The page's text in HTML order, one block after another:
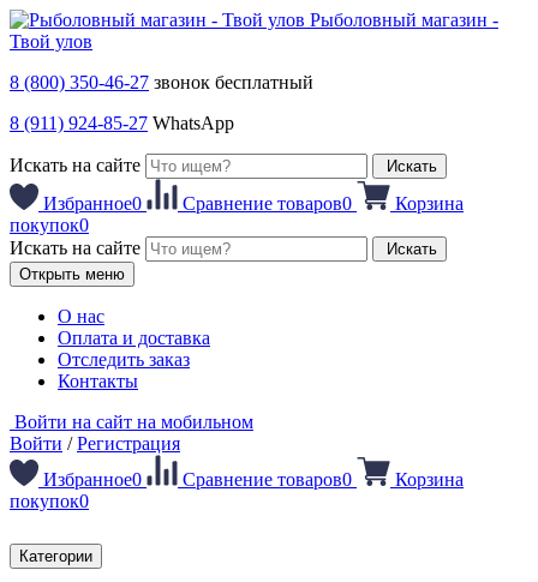
Рыболовный магазин -
Твой улов
8 (800) 350-46-27 звонок бесплатный
8 (911) 924-85-27 WhatsApp
Искать на сайте Искать
Избранное0 Сравнение товаров0
Корзина
покупок0
Искать на сайте
Искать
Открыть меню
О нас
Оплата и доставка
Отследить заказ
Контакты
Войти на сайт на мобильном
Войти /Регистрация
Избранное0 Сравнение товаров0
Корзина
покупок0
Категории